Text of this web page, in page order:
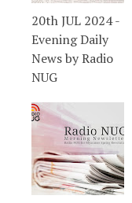
20th JUL 2024 -
Evening Daily
News by Radio
NUG